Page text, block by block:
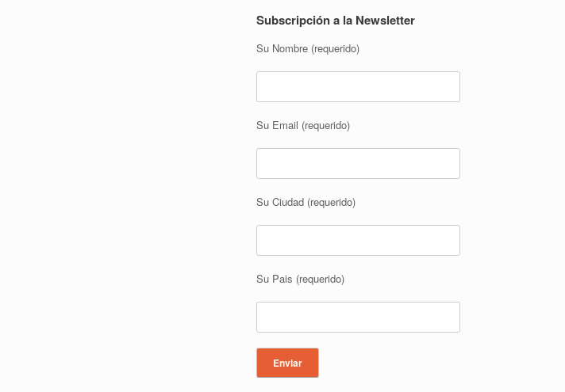
Subscripción a la Newsletter
Su Nombre (requerido)
Su Email (requerido)
Su Ciudad (requerido)
Su Pais (requerido)